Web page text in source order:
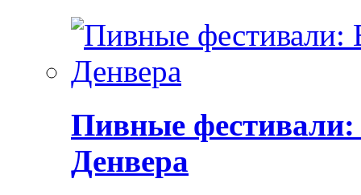
Пивные фестивали:
Денвера